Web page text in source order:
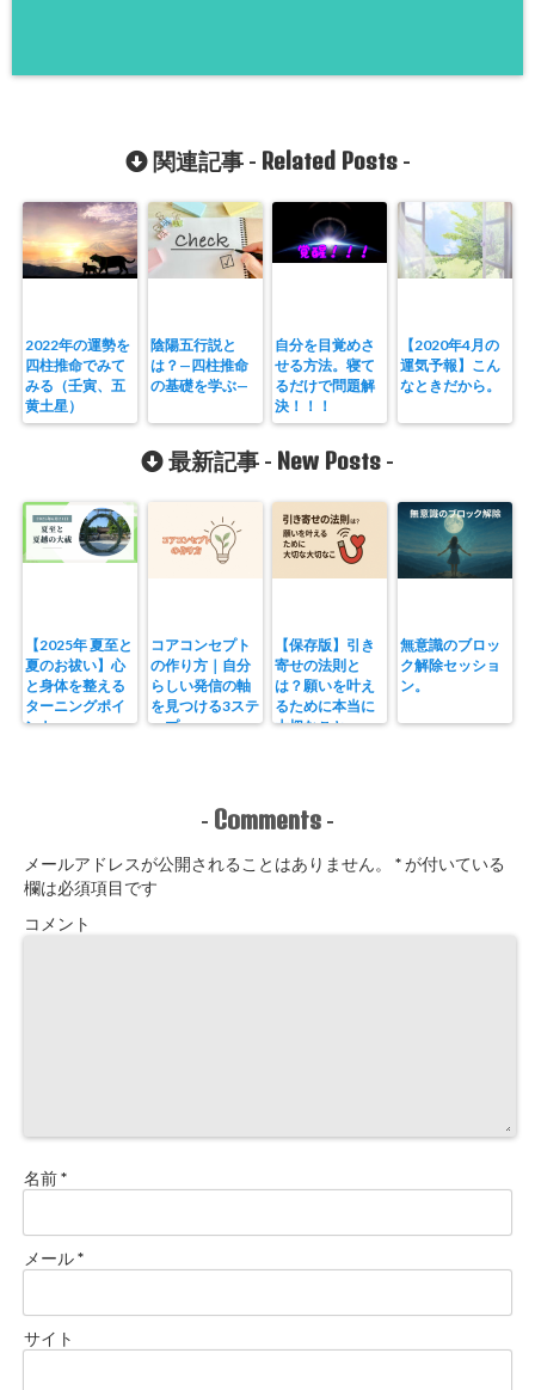
関連記事 - Related Posts-
2022年の運勢を
四柱推命でみて
みる（壬寅、五
黄土星）
陰陽五行説と
は？—四柱推命
の基礎を学ぶ—
自分を目覚めさ
せる方法。寝て
るだけで問題解
決！！！
【2020年4月の
運気予報】こん
なときだから。
最新記事 - New Posts -
【2025年 夏至と
夏のお祓い】心
と身体を整える
ターニングポイ
ント
コアコンセプト
の作り方｜自分
らしい発信の軸
を見つける3ステ
ップ
【保存版】引き
寄せの法則と
は？願いを叶え
るために本当に
大切なこと。
無意識のブロッ
ク解除セッショ
ン。
- Comments -
メールアドレスが公開されることはありません。 *が付いている
欄は必須項目です
コメント
名前*
メール*
サイト